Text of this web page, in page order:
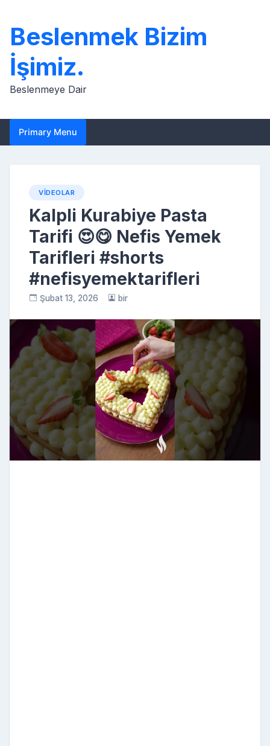
content
Beslenmek Bizim
İşimiz.
Beslenmeye Dair
Primary Menu
VIDEOLAR
Kalpli Kurabiye Pasta
Tarifi 😍😋 Nefis Yemek
Tarifleri #shorts
#nefisyemektarifleri
Şubat 13, 2026 bir